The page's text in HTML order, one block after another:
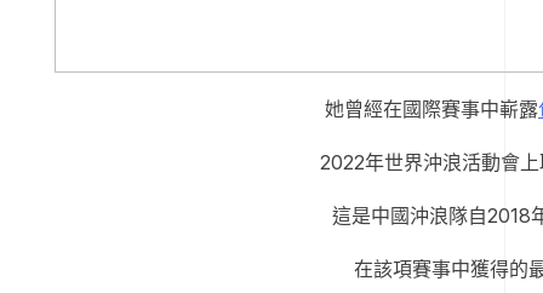
她曾經在國際賽事中嶄露
2022年世界沖浪活動會
這是中國沖浪隊自2018
在該項賽事中獲得的